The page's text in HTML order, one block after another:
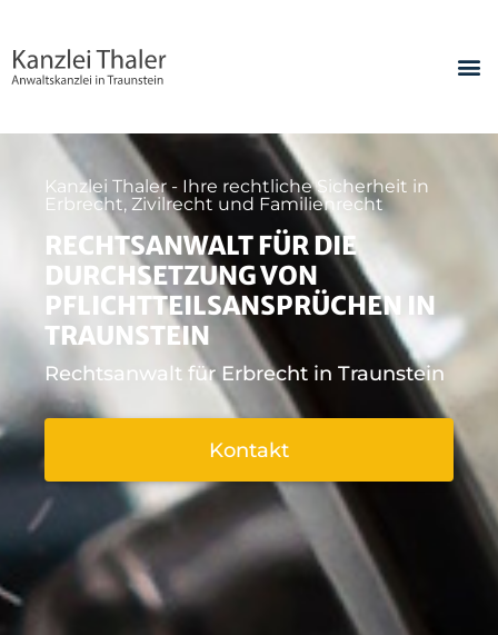
Kanzlei Thaler - Ihre rechtliche Sicherheit in
Erbrecht, Zivilrecht und Familienrecht
RECHTSANWALT FÜR DIE
DURCHSETZUNG VON
PFLICHTTEILSANSPRÜCHEN IN
TRAUNSTEIN
Rechtsanwalt für Erbrecht in Traunstein
Kontakt